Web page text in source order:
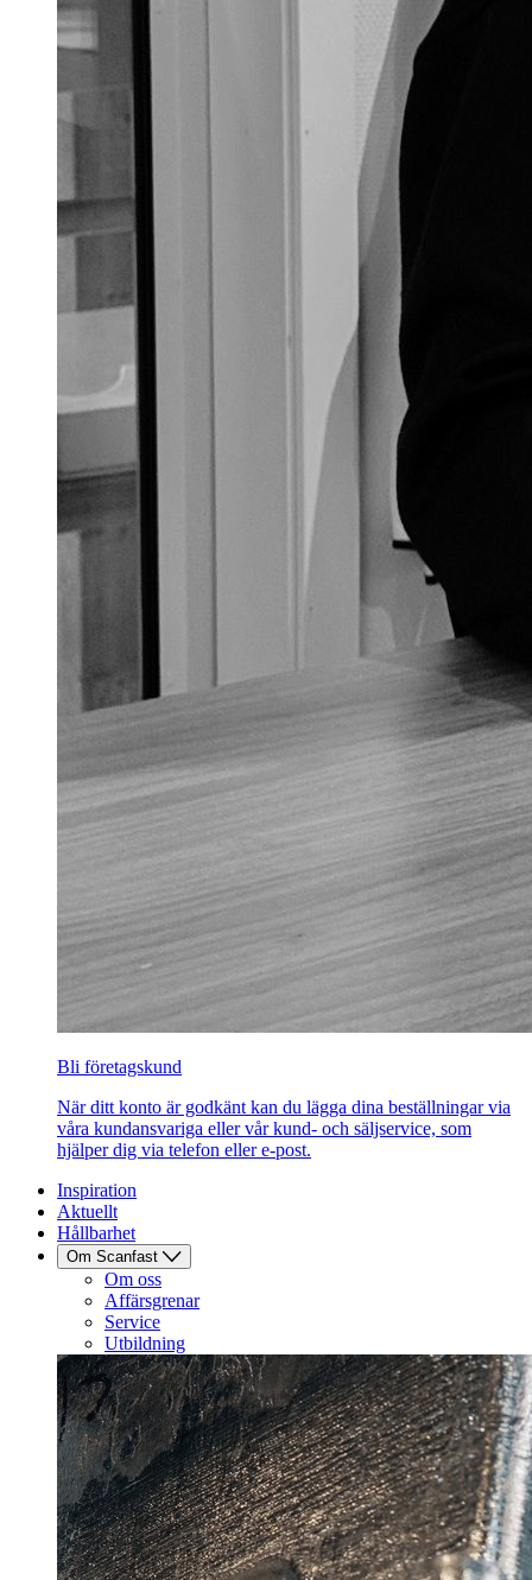
Bli företagskund
När ditt konto är godkänt kan du lägga dina beställningar via
våra kundansvariga eller vår kund- och säljservice, som
hjälper dig via telefon eller e-post.
Inspiration
Aktuellt
Hållbarhet
Om Scanfast
Om oss
Affärsgrenar
Service
Utbildning